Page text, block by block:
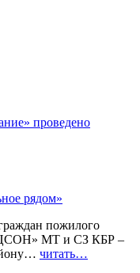
проведено
рядом»
пожилого
МТ и СЗ КБР –
читать…